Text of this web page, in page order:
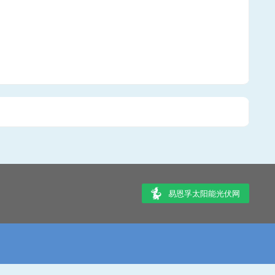
易恩孚太阳能光伏网